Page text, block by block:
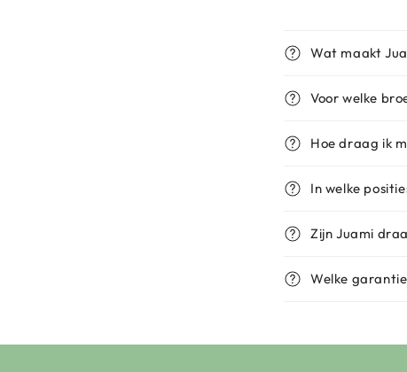
Wat maakt
Voor welke
Hoe draag ik
In welke
Zijn Juami
Welke